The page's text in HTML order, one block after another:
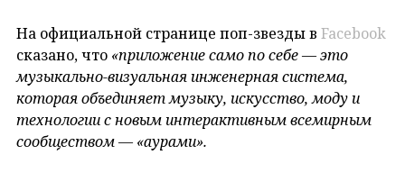
На официальной странице поп-звезды в Facebook
сказано, что «приложение само по себе — это
музыкально-визуальная инженерная система,
которая объединяет музыку, искусство, моду и
технологии с новым интерактивным всемирным
сообществом — «аурами».